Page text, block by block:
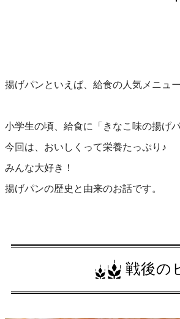
揚げパンといえば、給食の人気メニュー
小学生の頃、給食に「きなこ味の揚げ
今回は、おいしくって栄養たっぷり♪
みんな大好き！
揚げパンの歴史と由来のお話です。
戦後の